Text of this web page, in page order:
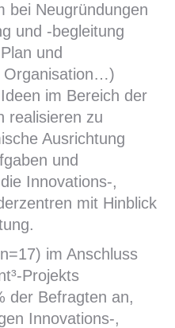
bei Neugründungen
und -begleitung
und
Organisation…)
im Bereich der
realisieren zu
Ausrichtung
und
Innovations-,
mit Hinblick
im Anschluss
Projekts
der Befragten an,
Innovations-,